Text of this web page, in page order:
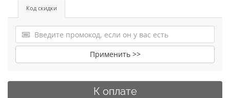
Код скидки
Применить >>
К оплате